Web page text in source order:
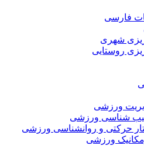
فارسی
ریزی شهری
روستایی
ورزشی
شناسی ورزشی
حرکتی و روانشناسی ورزشی
ورزشی